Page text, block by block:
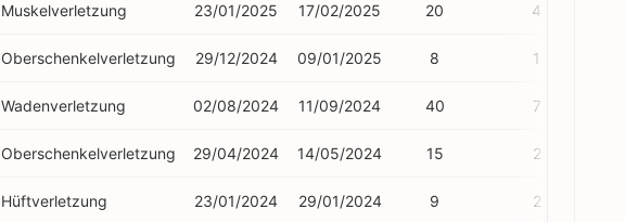
Muskelverletzung 23/01/2025 17/02/2025 20 4
Oberschenkelverletzung 29/12/2024 09/01/2025 8 1
Wadenverletzung 02/08/2024 11/09/2024 40 7
Oberschenkelverletzung 29/04/2024 14/05/2024 15 2
Hüftverletzung 23/01/2024 29/01/2024 9 2